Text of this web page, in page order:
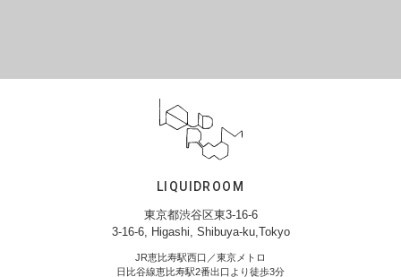
LIQUIDROOM
東京都渋谷区東3-16-6
3-16-6, Higashi, Shibuya-ku,Tokyo
JR恵比寿駅西口／東京メトロ
日比谷線恵比寿駅2番出口より徒歩3分